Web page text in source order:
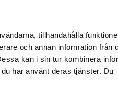
tillhandahålla
och annan information från
kan i sin tur kombinera
har använt deras tjänster. Du